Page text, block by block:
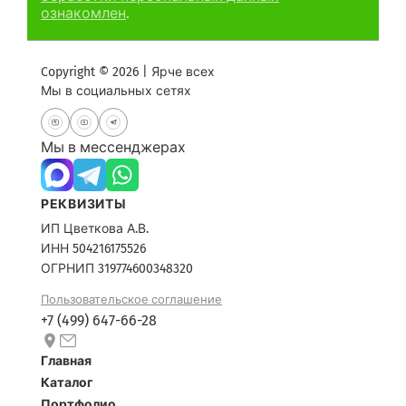
ознакомлен.
Copyright © 2026 | Ярче всех
Мы в социальных сетях
Мы в мессенджерах
РЕКВИЗИТЫ
ИП Цветкова А.В.
ИНН 504216175526
ОГРНИП 319774600348320
Пользовательское соглашение
+7 (499) 647-66-28
Главная
Каталог